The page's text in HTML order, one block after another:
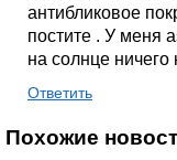
антибликовое
постите . У меня
на солнце ничего
Ответить
Похожие